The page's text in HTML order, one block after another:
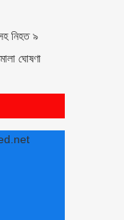
নিহত ৯
ঘোষণা